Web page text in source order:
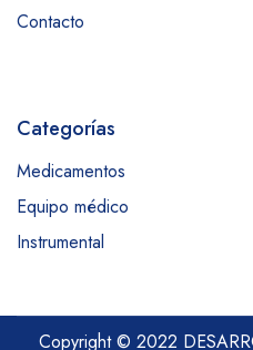
Contacto
Categorías
Medicamentos
Equipo médico
Instrumental
Copyright © 2022